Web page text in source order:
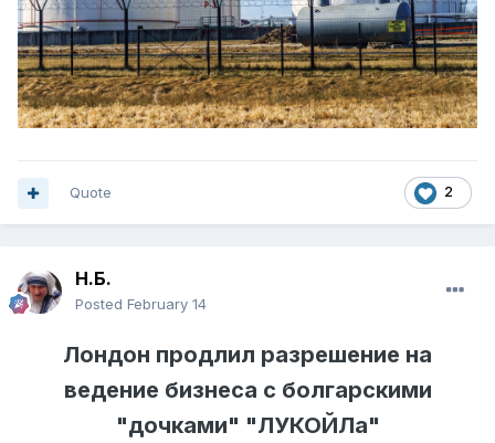
2
Quote
Н.Б.
Posted February 14
Лондон продлил разрешение на
ведение бизнеса с болгарскими
"дочками" "ЛУКОЙЛа"